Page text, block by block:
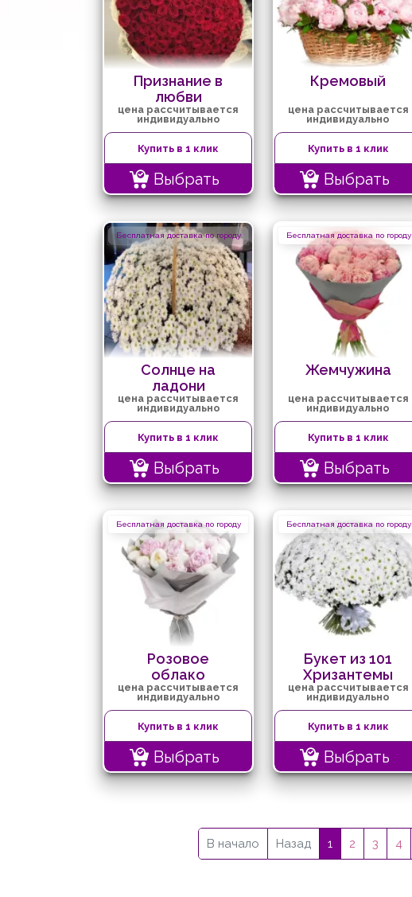
Признание в
любви
цена рассчитывается
индивидуально
Купить в 1 клик
Выбрать
Кремовый
цена рассчитывается
индивидуально
Купить в 1 клик
Выбрать
Бесплатная доставка по городу
Солнце на
ладони
цена рассчитывается
индивидуально
Купить в 1 клик
Выбрать
Бесплатная доставка по городу
Жемчужина
цена рассчитывается
индивидуально
Купить в 1 клик
Выбрать
Бесплатная доставка по городу
Розовое
облако
цена рассчитывается
индивидуально
Купить в 1 клик
Выбрать
Бесплатная доставка по городу
Букет из 101
Хризантемы
цена рассчитывается
индивидуально
Купить в 1 клик
Выбрать
В начало Назад 1 2 3 4